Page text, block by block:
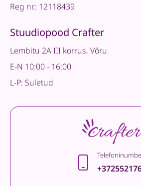
Reg nr.: 12118439
Stuudiopood Crafter
Lembitu 2A III korrus, Võru
E-N 10:00 - 16:00
L-P: Suletud